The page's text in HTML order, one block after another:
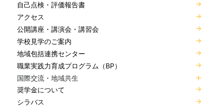
自己点検・評価報告書
アクセス
公開講座・講演会・講習会
学校見学のご案内
地域包括連携センター
職業実践力育成プログラム（BP）
国際交流・地域共生
奨学金について
シラバス